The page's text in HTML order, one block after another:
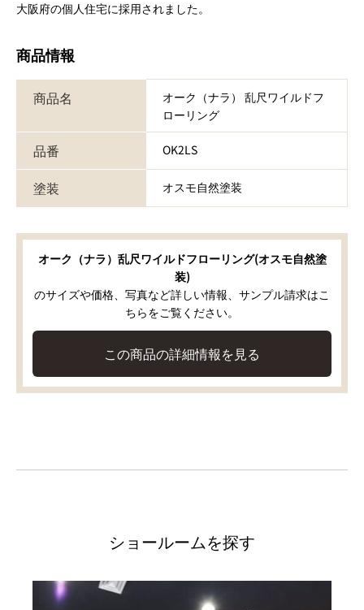
大阪府の個人住宅に採用されました。
商品情報
商品名
オーク（ナラ） 乱尺ワイルドフ
ローリング
品番 OK2LS
塗装 オスモ自然塗装
オーク（ナラ）乱尺ワイルドフローリング(オスモ自然塗
装)
のサイズや価格、写真など詳しい情報、サンプル請求はこ
ちらをご覧ください。
この商品の詳細情報を見る
ショールームを探す